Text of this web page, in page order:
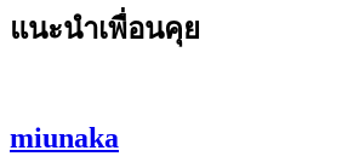
แนะนำเพื่อนคุย
miunaka